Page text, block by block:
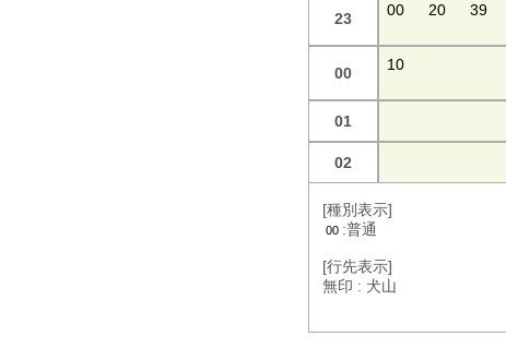
23 00 20 39
00 10
01
02
[種別表示]
00 :普通
[行先表示]
無印 : 犬山